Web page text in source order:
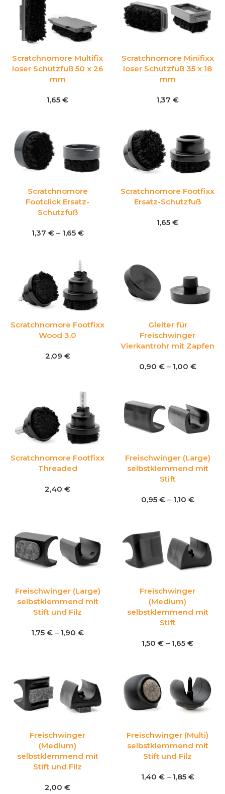
Scratchnomore Multifix
loser Schutzfuß 50 x 26
mm
1,65 €
Scratchnomore Minifixx
loser Schutzfuß 35 x 18
mm
1,37 €
Scratchnomore
Footclick Ersatz-
Schutzfuß
1,37 € – 1,65 €
Scratchnomore Footfixx
Ersatz-Schutzfuß
1,65 €
Scratchnomore Footfixx
Wood 3.0
2,09 €
Gleiter für
Freischwinger
Vierkantrohr mit Zapfen
0,90 € – 1,00 €
Scratchnomore Footfixx
Threaded
2,40 €
Freischwinger (Large)
selbstklemmend mit
Stift
0,95 € – 1,10 €
Freischwinger (Large)
selbstklemmend mit
Stift und Filz
1,75 € – 1,90 €
Freischwinger
(Medium)
selbstklemmend mit
Stift
1,50 € – 1,65 €
Freischwinger
(Medium)
selbstklemmend mit
Stift und Filz
2,00 €
Freischwinger (Multi)
selbstklemmend mit
Stift und Filz
1,40 € – 1,85 €